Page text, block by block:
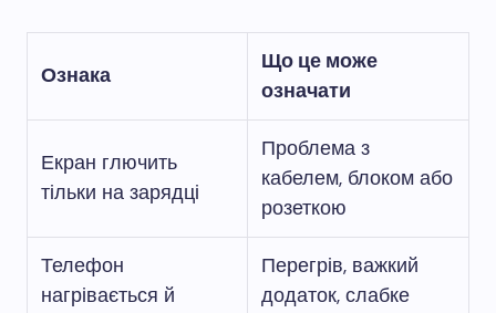
Ознака
Що це може
означати
Екран глючить
тільки на зарядці
Проблема з
кабелем, блоком або
розеткою
Телефон
нагрівається й
Перегрів, важкий
додаток, слабке